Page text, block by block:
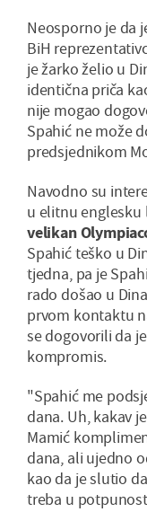
Neosporno je da
BiH
je žarko želio u
identična priča
nije mogao
Spahić ne može
predsjednikom
Navodno su
u elitnu englesku
velikan
Spahić teško u
tjedna, pa je
rado došao u
prvom kontaktu
se dogovorili da
kompromis.
"Spahić me
dana. Uh, kakav
Mamić
dana, ali ujedno
kao da je slutio
treba u